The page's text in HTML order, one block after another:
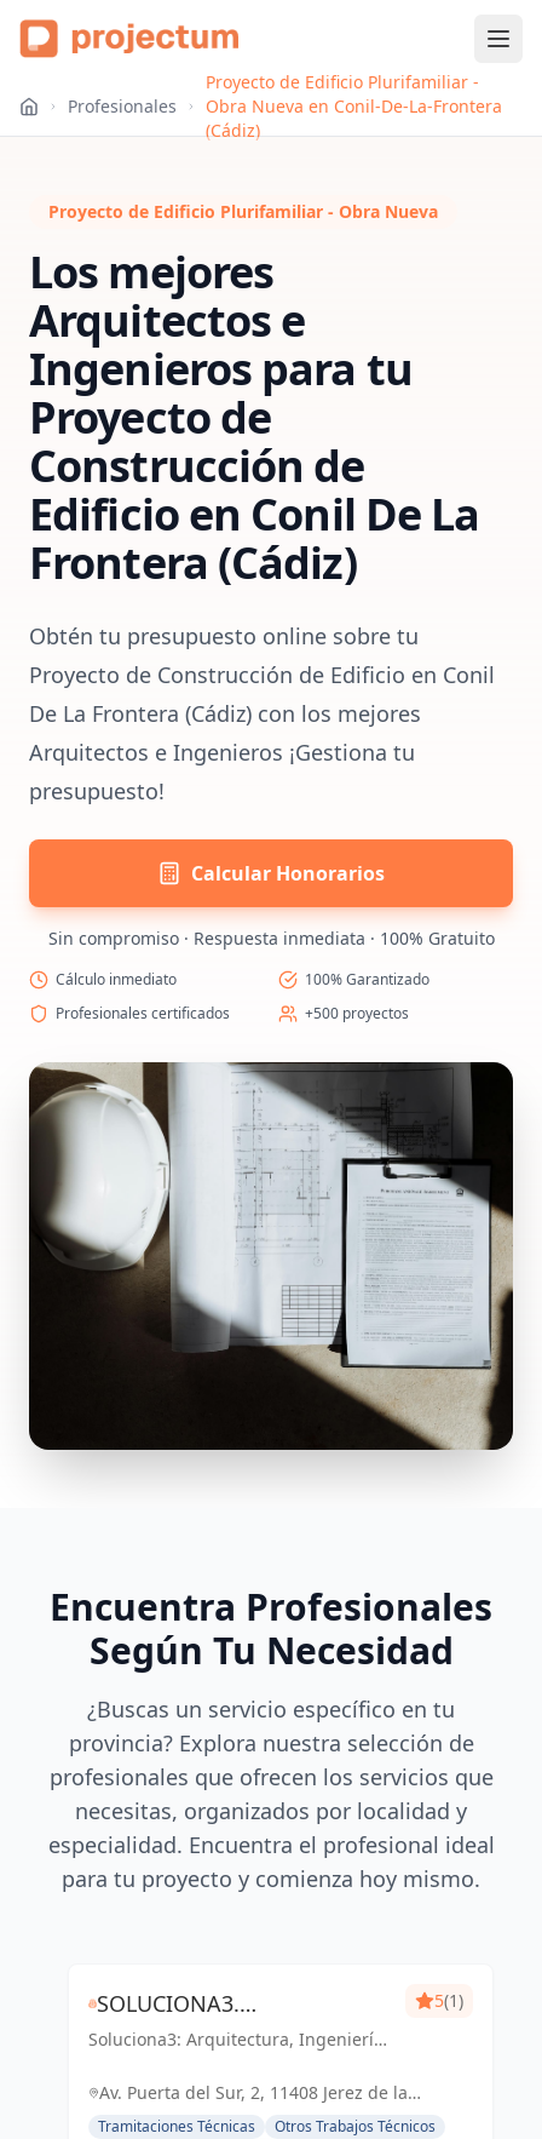
Profesionales
Proyecto de Edificio Plurifamiliar -
Obra Nueva en Conil-De-La-Frontera
(Cádiz)
Proyecto de Edificio Plurifamiliar - Obra Nueva
Los mejores
Arquitectos e
Ingenieros para tu
Proyecto de
Construcción de
Edificioen Conil De La
Frontera (Cádiz)
Obtén tu presupuesto online sobre tu
Proyecto de Construcción de Edificio en Conil
De La Frontera (Cádiz) con los mejores
Arquitectos e Ingenieros ¡Gestiona tu
presupuesto!
Calcular Honorarios
Sin compromiso · Respuesta inmediata · 100% Gratuito
Cálculo inmediato
100% Garantizado
Profesionales certificados
+500 proyectos
Encuentra Profesionales
Según Tu Necesidad
¿Buscas un servicio específico en tu
provincia? Explora nuestra selección de
profesionales que ofrecen los servicios que
necesitas, organizados por localidad y
especialidad. Encuentra el profesional ideal
para tu proyecto y comienza hoy mismo.
SOLUCIONA3.
ARQUITECTURA-INGENIERÍA-
EFICIENCIA ENERGÉTICA
Soluciona3: Arquitectura, Ingeniería
integrales para tu proyecto en Cádiz
5(1)
Av. Puerta del Sur, 2, 11408 Jerez de la
Frontera, Cádiz, España, España
Tramitaciones Técnicas
Otros Trabajos Técnicos